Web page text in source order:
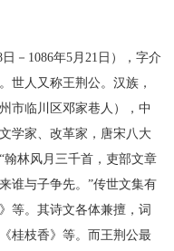
－1086年5月21日），字介
世人又称王荆公。汉族，
市临川区邓家巷人），中
学家、改革家，唐宋八大
林风月三千首，吏部文章
谁与子争先。”传世文集有
等。其诗文各体兼擅，词
桂枝香》等。而王荆公最